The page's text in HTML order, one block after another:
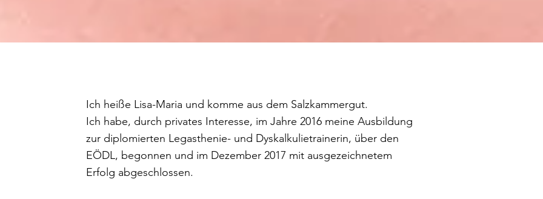
Ich heiße Lisa-Maria und komme aus dem Salzkammergut.
Ich habe, durch privates Interesse, im Jahre 2016 meine Ausbildung
zur diplomierten Legasthenie- und Dyskalkulietrainerin, über den
EÖDL, begonnen und im Dezember 2017 mit ausgezeichnetem
Erfolg abgeschlossen.